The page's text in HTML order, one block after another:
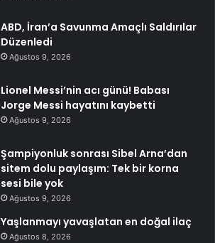
ABD, İran’a Savunma Amaçlı Saldırılar
Düzenledi
Ağustos 9, 2026
Lionel Messi’nin acı günü! Babası
Jorge Messi hayatını kaybetti
Ağustos 9, 2026
Şampiyonluk sonrası Sibel Arna’dan
sitem dolu paylaşım: Tek bir korna
sesi bile yok
Ağustos 9, 2026
Yaşlanmayı yavaşlatan en doğal ilaç
Ağustos 8, 2026